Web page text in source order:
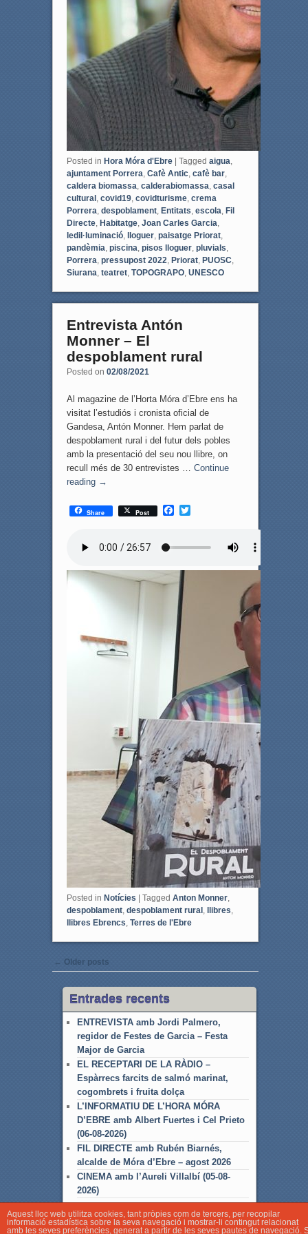
Posted in Hora Móra d'Ebre Tagged aigua,
ajuntament Porrera, Cafè Antic, cafè bar,
caldera biomassa, calderabiomassa, casal
cultural , covid19, covidturisme, crema
Porrera, despoblament, Entitats, escola, Fil
Directe, Habitatge, Joan Carles Garcia,
ledil·luminació, lloguer, paisatge Priorat,
pandèmia, piscina, pisos lloguer, pluvials,
Porrera, pressupost 2022, Priorat, PUOSC,
Siurana, teatret, TOPOGRAPO, UNESCO
Entrevista Antón
Monner – El
despoblament rural
Posted on 02/08/2021
Al magazine de l’Horta Móra d’Ebre ens ha
visitat l’estudiós i cronista oficial de
Gandesa, Antón Monner. Hem parlat de
despoblament rural i del futur dels pobles
amb la presentació del seu nou llibre, on
recull més de 30 entrevistes … Continue
reading →
Share Post
F
o
k
T
Posted in Notícies | Tagged Anton Monner,
despoblament, despoblament rural, llibres
llibres Ebrencs Terres de l'Ebre
Post navigation
← Older posts
Entrades recents
ENTREVISTA amb Jordi Palmero,
regidor de Festes de Garcia – Festa
Major de Garcia
EL RECEPTARI DE LA RÀDIO –
Espàrrecs farcits de salmó marinat,
cogombrets i fruita dolça
L’INFORMATIU DE L’HORA MÓRA
D’EBRE amb Albert Fuertes i Cel Prieto
(06-08-2026)
FIL DIRECTE amb Rubén Biarnés,
alcalde de Móra d’Ebre – agost 2026
CINEMA amb l’Aureli Villalbí (05-08-
2026)
Aquest lloc web utilitza cookies, tant pròpies com de tercers, per recopilar
informació estadística sobre la seva navegació i mostrar-li contingut relacionat
amb les seves preferències, generat a partir de les seves pautes de navegació.